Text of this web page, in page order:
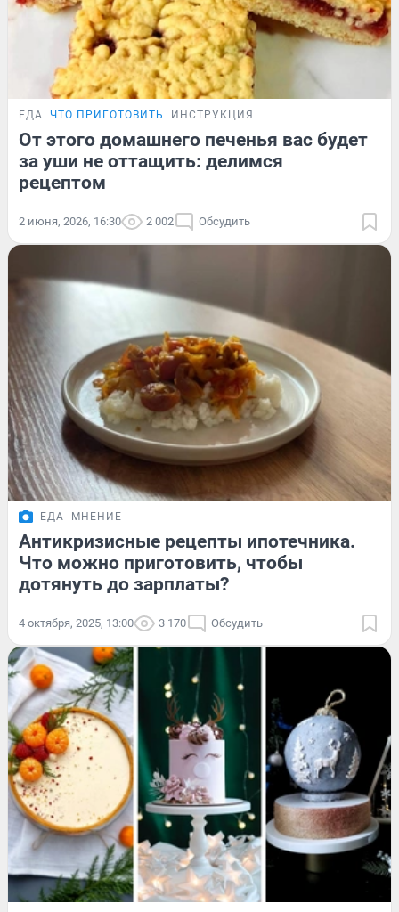
ЕДА ЧТО ПРИГОТОВИТЬ ИНСТРУКЦИЯ
От этого домашнего печенья вас будет
за уши не оттащить: делимся
рецептом
2 июня, 2026, 16:30 2 002 Обсудить
ЕДА МНЕНИЕ
Антикризисные рецепты ипотечника.
Что можно приготовить, чтобы
дотянуть до зарплаты?
4 октября, 2025, 13:00 3 170 Обсудить